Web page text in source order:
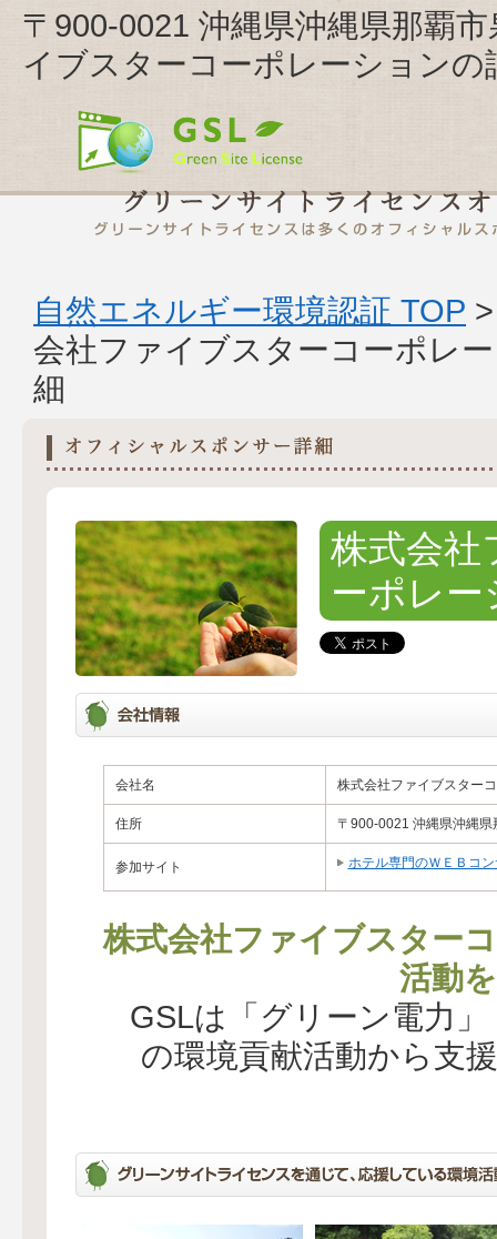
〒900-0021 沖縄県沖縄県那覇
イブスターコーポレーションの
自然エネルギー環境認証 TOP
会社ファイブスターコーポレ
細
株式会社
ーポレー
会社名 株式会社ファイブスター
住所 〒900-0021 沖縄県沖縄
参加サイト ホテル専門のＷＥＢコ
株式会社ファイブスター
活動
GSLは「グリーン電力
の環境貢献活動から支